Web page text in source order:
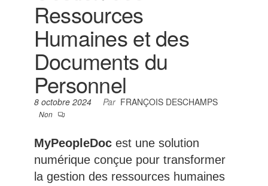
Ressources
Humaines et des
Documents du
Personnel
8 octobre 2024 Par FRANÇOIS DESCHAMPS
Non
MyPeopleDocest une solution
numérique conçue pour transformer
la gestion des ressources humaines